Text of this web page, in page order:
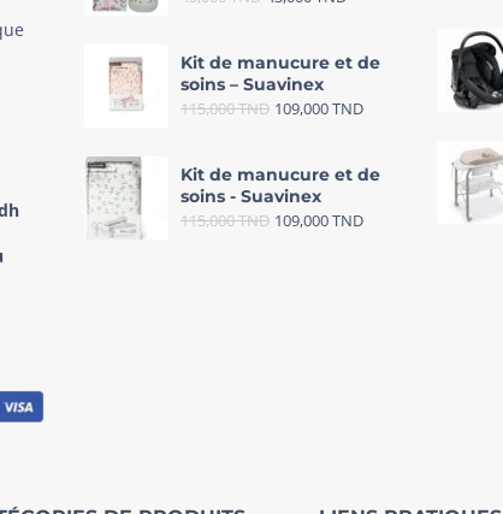
Kit de manucure et de
soins – Suavinex
115,000TND 109,000TND
Kit de manucure et de
soins - Suavinex
115,000TND 109,000TND